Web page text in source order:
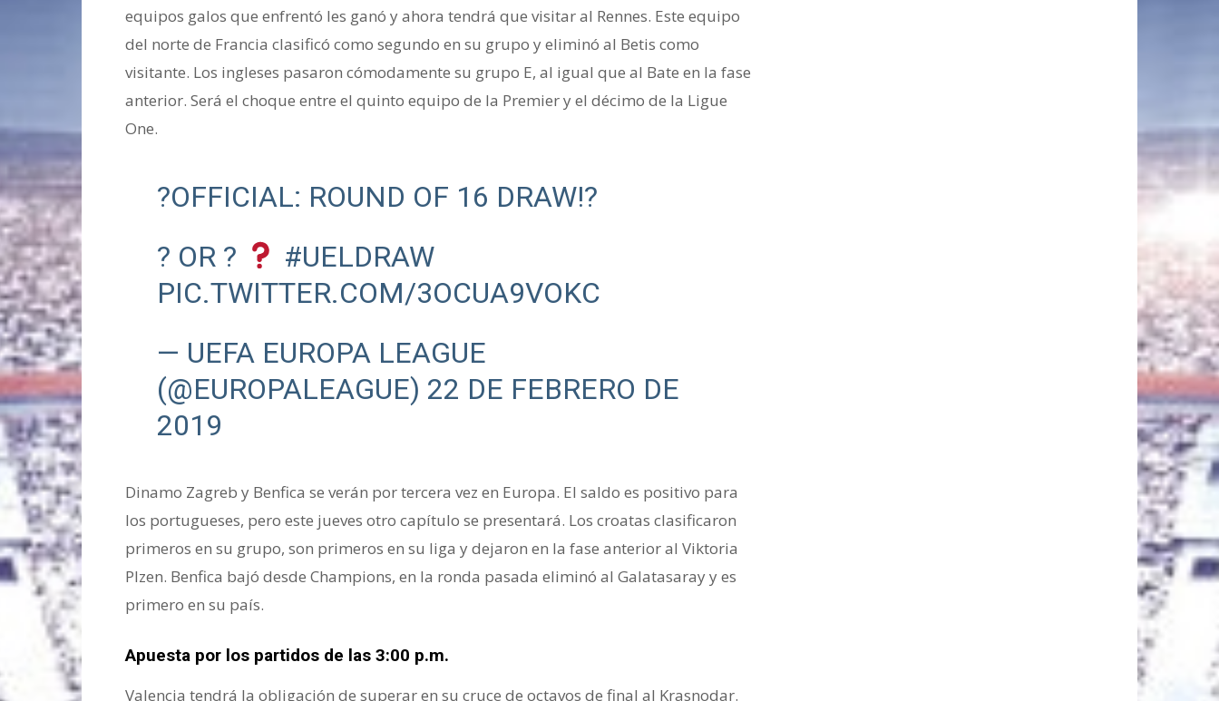
equipos galos que enfrentó les ganó y ahora tendrá que visitar al Rennes. Este equipo
del norte de Francia clasificó como segundo en su grupo y eliminó al Betis como
visitante. Los ingleses pasaron cómodamente su grupo E, al igual que al Bate en la fase
anterior. Será el choque entre el quinto equipo de la Premier y el décimo de la Ligue
One.
?OFFICIAL: ROUND OF 16 DRAW!?
? OR ?
#UELDRAW
PIC.TWITTER.COM/3OCUA9VOKC
— UEFA EUROPA LEAGUE
(@EUROPALEAGUE) 22 DE FEBRERO DE
2019
Dinamo Zagreb y Benfica se verán por tercera vez en Europa. El saldo es positivo para
los portugueses, pero este jueves otro capítulo se presentará. Los croatas clasificaron
primeros en su grupo, son primeros en su liga y dejaron en la fase anterior al Viktoria
Plzen. Benfica bajó desde Champions, en la ronda pasada eliminó al Galatasaray y es
primero en su país.
Apuesta por los partidos de las 3:00 p.m.
Valencia tendrá la obligación de superar en su cruce de octavos de final al Krasnodar.